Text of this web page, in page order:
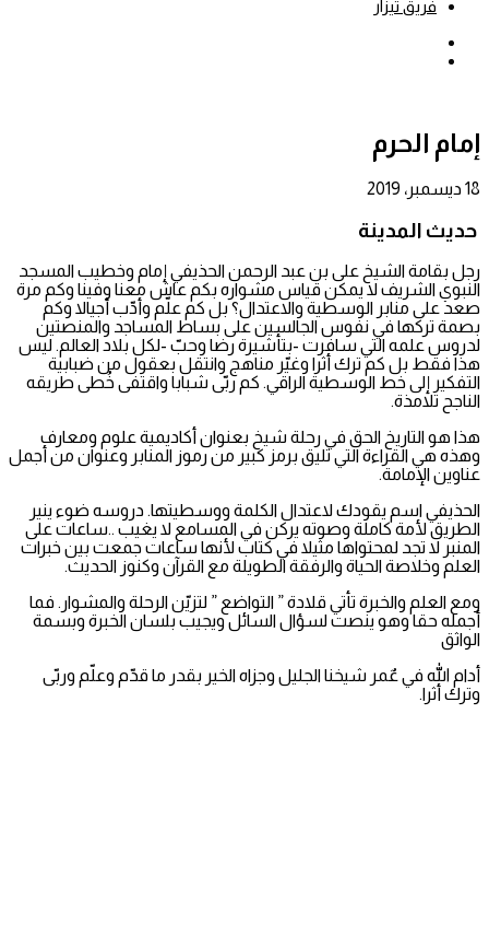
فريق تيزار
إمام الحرم
18 ديسمبر، 2019
حديث المدينة
رجل بقامة الشيخ على بن عبد الرحمن الحذيفي إمام وخطيب المسجد
النبوي الشريف لا يمكن قياس مشواره بكم عاش معنا وفينا وكم مرة
صعد على منابر الوسطية والاعتدال؟ بل كم علّم وأدّب أجيالا وكم
بصمة تركها في نفوس الجالسين على بساط المساجد والمنصتين
لدروس علمه التي سافرت -بتأشيرة رضا وحبّ -لكل بلاد العالم. ليس
هذا فقط بل كم ترك أثرا وغيّر مناهج وانتقل بعقول من ضبابية
التفكير إلى خط الوسطية الراقي. كم ربّى شبابا واقتفى خُطى طريقه
الناجح تلامذة.
هذا هو التاريخ الحق في رحلة شيخ بعنوان أكاديمية علوم ومعارف
وهذه هي القراءة التي تليق برمز كبير من رموز المنابر وعنوان من أجمل
عناوين الإمامة.
الحذيفي اسم يقودك لاعتدال الكلمة ووسطيتها. دروسه ضوء ينير
الطريق لأمة كاملة وصوته يركن في المسامع لا يغيب ..ساعات على
المنبر لا تجد لمحتواها مثيلا في كتاب لأنها ساعات جمعت بين خبرات
العلم وخلاصة الحياة والرفقة الطويلة مع القرآن وكنوز الحديث.
ومع العلم والخبرة تأتي قلادة ” التواضع ” لتزيّن الرحلة والمشوار. فما
أجمله حقا وهو ينصت لسؤال السائل ويجيب بلسان الخبرة وبسمة
الواثق
أدام الله في عٌمر شيخنا الجليل وجزاه الخير بقدر ما قدّم وعلّم وربّى
وترك أثرا.